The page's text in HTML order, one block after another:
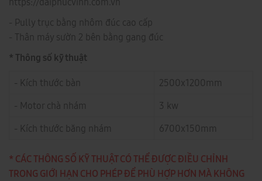
- Pully trục bằng nhôm đúc cao cấp
- Thân máy sườn 2 bên bằng gang đúc
* Thông số kỹ thuật
- Kích thước bàn
2500x1200mm
- Motor chà nhám
3 kw
- Kích thước băng nhám
6700x150mm
* CÁC THÔNG SỐ KỸ THUẬT CÓ THỂ ĐƯỢC ĐIỀU CHỈNH
TRONG GIỚI HẠN CHO PHÉP ĐỂ PHÙ HỢP HƠN MÀ KHÔNG